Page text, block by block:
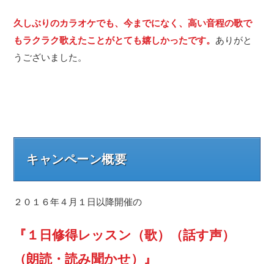
久しぶりのカラオケでも、今までになく、高い音程の歌で
もラクラク歌えたことがとても嬉しかったです。 ありがと
うございました。
キャンペーン概要
２０１６年４月１日以降開催の
『１日修得レッスン（歌）（話す声）
（朗読・読み聞かせ）』